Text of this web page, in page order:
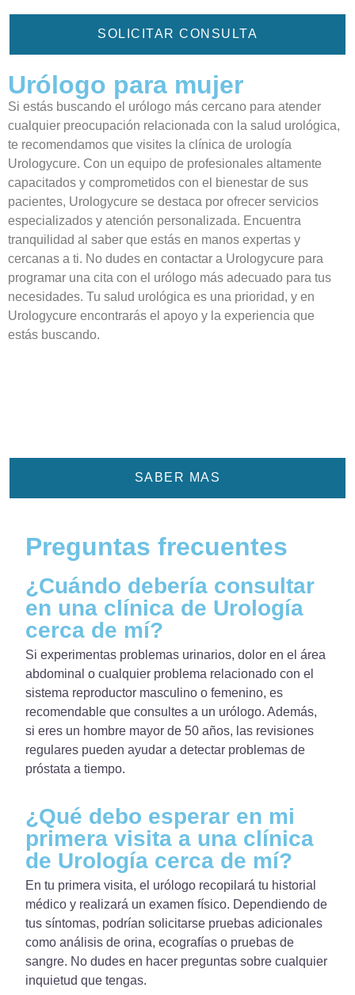
SOLICITAR CONSULTA
Urólogo para mujer
Si estás buscando el urólogo más cercano para atender
cualquier preocupación relacionada con la salud urológica,
te recomendamos que visites la clínica de urología
Urologycure. Con un equipo de profesionales altamente
capacitados y comprometidos con el bienestar de sus
pacientes, Urologycure se destaca por ofrecer servicios
especializados y atención personalizada. Encuentra
tranquilidad al saber que estás en manos expertas y
cercanas a ti. No dudes en contactar a Urologycure para
programar una cita con el urólogo más adecuado para tus
necesidades. Tu salud urológica es una prioridad, y en
Urologycure encontrarás el apoyo y la experiencia que
estás buscando.
SABER MAS
Preguntas frecuentes
¿Cuándo debería consultar
en una clínica de Urología
cerca de mí?
Si experimentas problemas urinarios, dolor en el área
abdominal o cualquier problema relacionado con el
sistema reproductor masculino o femenino, es
recomendable que consultes a un urólogo. Además,
si eres un hombre mayor de 50 años, las revisiones
regulares pueden ayudar a detectar problemas de
próstata a tiempo.
¿Qué debo esperar en mi
primera visita a una clínica
de Urología cerca de mí?
En tu primera visita, el urólogo recopilará tu historial
médico y realizará un examen físico. Dependiendo de
tus síntomas, podrían solicitarse pruebas adicionales
como análisis de orina, ecografías o pruebas de
sangre. No dudes en hacer preguntas sobre cualquier
inquietud que tengas.